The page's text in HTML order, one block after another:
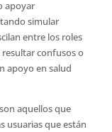
apoyar
simular
entre los roles
confusos o
apoyo en salud
aquellos que
usuarias que están